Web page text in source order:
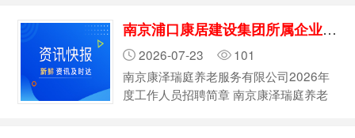
其中，上市公…
主责，深入实施“一体两翼、五个钟山”发
展战略，以政务保障为主体，实体酒店、
酒店管理、物业管理、剧院服务管理等基
础业务和电子商务、教育培训、餐饮管
理、工程管理平台等新兴业务为两翼，积
南京浦口康居建设集团所属企业2026年招聘简章
2026-07-23
101
南京康泽瑞庭养老服务有限公司2026年
度工作人员招聘简章 南京康泽瑞庭养老